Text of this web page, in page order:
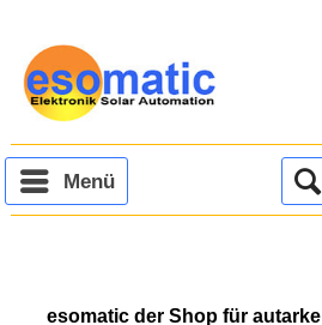
Menü
esomatic der Shop für autarke